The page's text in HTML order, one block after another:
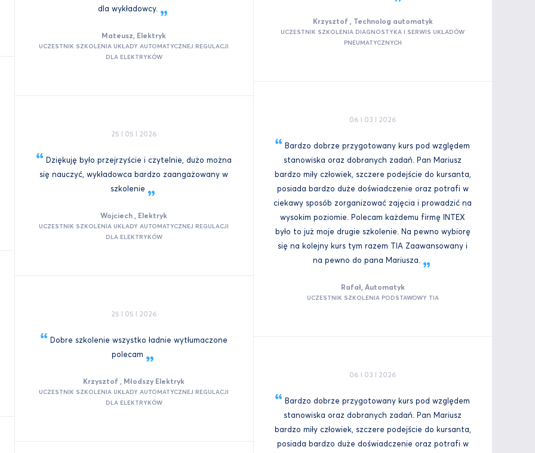
dla wykładowcy.
Mateusz, Elektryk
UCZESTNIK SZKOLENIA UKŁADY AUTOMATYCZNEJ REGULACJI
DLA ELEKTRYKÓW
25 I 05 I 2026
Dziękuję było przejrzyście i czytelnie, dużo można
się nauczyć, wykładowca bardzo zaangażowany w
szkolenie
Wojciech , Elektryk
UCZESTNIK SZKOLENIA UKŁADY AUTOMATYCZNEJ REGULACJI
DLA ELEKTRYKÓW
25 I 05 I 2026
Dobre szkolenie wszystko ładnie wytłumaczone
polecam
Krzysztof , Młodszy Elektryk
UCZESTNIK SZKOLENIA UKŁADY AUTOMATYCZNEJ REGULACJI
DLA ELEKTRYKÓW
Krzysztof , Technolog automatyk
UCZESTNIK SZKOLENIA DIAGNOSTYKA I SERWIS UKŁADÓW
PNEUMATYCZNYCH
06 I 03 I 2026
Bardzo dobrze przygotowany kurs pod względem
stanowiska oraz dobranych zadań. Pan Mariusz
bardzo miły człowiek, szczere podejście do kursanta,
posiada bardzo duże doświadczenie oraz potrafi w
ciekawy sposób zorganizować zajęcia i prowadzić na
wysokim poziomie. Polecam każdemu firmę INTEX
było to już moje drugie szkolenie. Na pewno wybiorę
się na kolejny kurs tym razem TIA Zaawansowany i
na pewno do pana Mariusza.
Rafał, Automatyk
UCZESTNIK SZKOLENIA PODSTAWOWY TIA
06 I 03 I 2026
Bardzo dobrze przygotowany kurs pod względem
stanowiska oraz dobranych zadań. Pan Mariusz
bardzo miły człowiek, szczere podejście do kursanta,
posiada bardzo duże doświadczenie oraz potrafi w